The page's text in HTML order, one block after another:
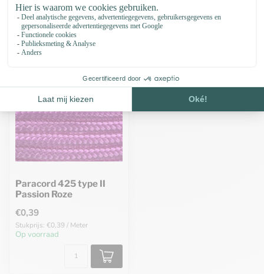
Recent bekeken
Paracord 425 type II
Passion Roze
€0,39
Stukprijs: €0,39 / Meter
Op voorraad